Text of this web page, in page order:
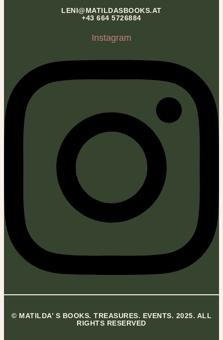
LENI@MATILDASBOOKS.AT
+43 664 5726884
Instagram
© MATILDA’ S BOOKS. TREASURES. EVENTS. 2025. ALL
RIGHTS RESERVED